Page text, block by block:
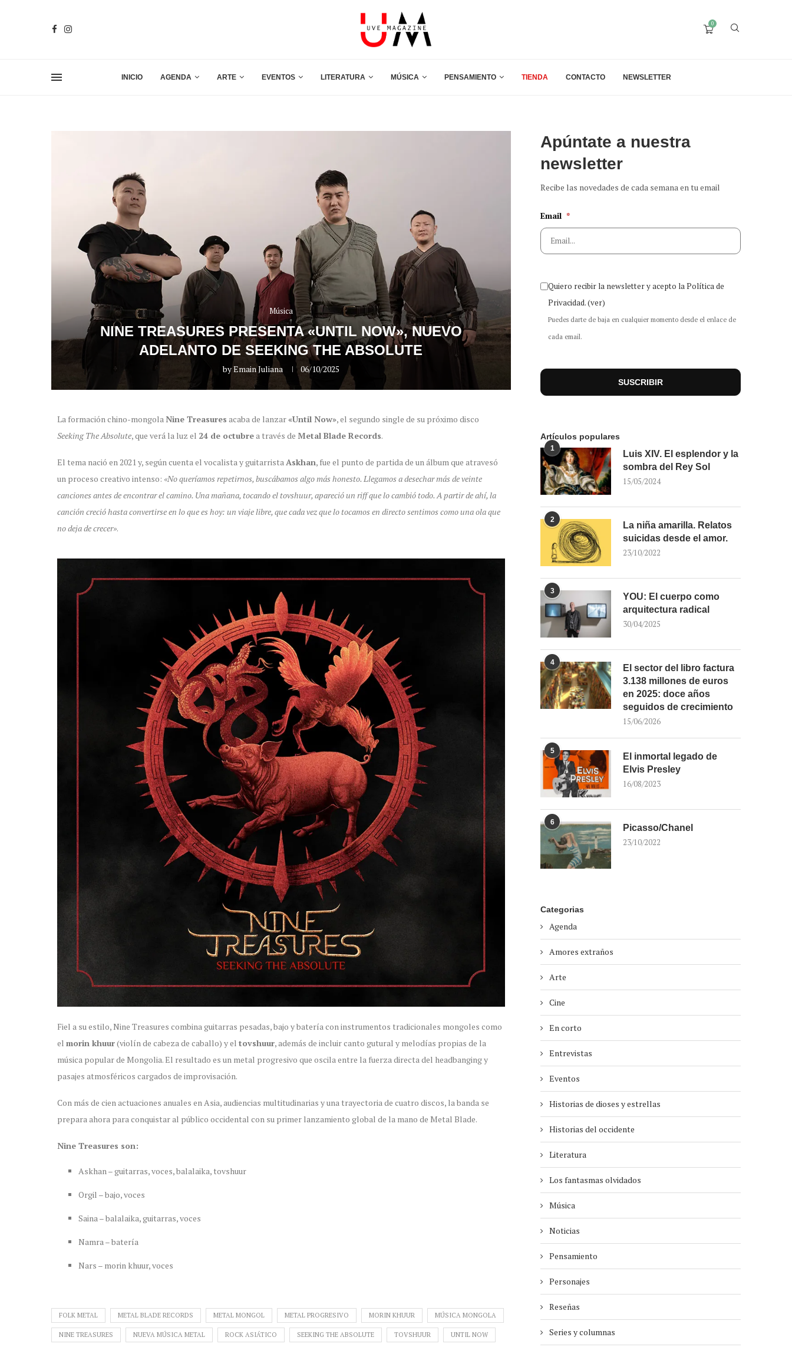
0
INICIO AGENDA ARTE EVENTOS LITERATURA MÚSICA PENSAMIENTO TIENDA CONTACTO NEWSLETTER
Música
NINE TREASURES PRESENTA «UNTIL NOW», NUEVO
ADELANTO DE SEEKING THE ABSOLUTE
byEmain Juliana 06/10/2025
La formación chino-mongola Nine Treasures acaba de lanzar«Until Now», el segundo single de su próximo disco
Seeking The Absolute, que verá la luz el 24 de octubrea través de Metal Blade Records.
El tema nació en 2021 y, según cuenta el vocalista y guitarrista Askhan, fue el punto de partida de un álbum que atravesó
un proceso creativo intenso: «No queríamos repetirnos, buscábamos algo más honesto. Llegamos a desechar más de veinte
canciones antes de encontrar el camino. Una mañana, tocando el tovshuur, apareció un riff que lo cambió todo. A partir de ahí, la
canción creció hasta convertirse en lo que es hoy: un viaje libre, que cada vez que lo tocamos en directo sentimos como una ola que
no deja de crecer».
Fiel a su estilo, Nine Treasures combina guitarras pesadas, bajo y batería con instrumentos tradicionales mongoles como
el morin khuur(violín de cabeza de caballo) y el tovshuur, además de incluir canto gutural y melodías propias de la
música popular de Mongolia. El resultado es un metal progresivo que oscila entre la fuerza directa del headbanging y
pasajes atmosféricos cargados de improvisación.
Con más de cien actuaciones anuales en Asia, audiencias multitudinarias y una trayectoria de cuatro discos, la banda se
prepara ahora para conquistar al público occidental con su primer lanzamiento global de la mano de Metal Blade.
Nine Treasures son:
Askhan – guitarras, voces, balalaika, tovshuur
Orgil – bajo, voces
Saina – balalaika, guitarras, voces
Namra – batería
Nars – morin khuur, voces
FOLK METAL METAL BLADE RECORDS METAL MONGOL METAL PROGRESIVO MORIN KHUUR MÚSICA MONGOLA
NINE TREASURES NUEVA MÚSICA METAL ROCK ASIÁTICO SEEKING THE ABSOLUTE TOVSHUUR UNTIL NOW
Apúntate a nuestra
newsletter
Recibe las novedades de cada semana en tu email
Email *
Quiero recibir la newsletter y acepto la Política de
Privacidad.(ver)
Puedes darte de baja en cualquier momento desde el enlace de
cada email.
Artículos populares
1
Luis XIV. El esplendor y la
sombra del Rey Sol
15/05/2024
2
La niña amarilla. Relatos
suicidas desde el amor.
23/10/2022
3
YOU: El cuerpo como
arquitectura radical
30/04/2025
4
El sector del libro factura
3.138 millones de euros
en 2025: doce años
seguidos de crecimiento
15/06/2026
5
El inmortal legado de
Elvis Presley
16/08/2023
6
Picasso/Chanel
23/10/2022
Categorias
Agenda
Amores extraños
Arte
Cine
En corto
Entrevistas
Eventos
Historias de dioses y estrellas
Historias del occidente
Literatura
Los fantasmas olvidados
Música
Noticias
Pensamiento
Personajes
Reseñas
Series y columnas